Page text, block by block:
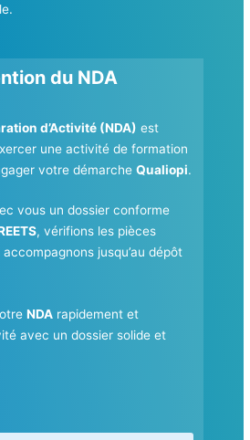
du NDA
d’Activité (NDA) est
une activité de formation
votre démarcheQualiopi.
vous un dossier conforme
, vérifions les pièces
jusqu’au dépôt
NDA rapidement et
avec un dossier solide et